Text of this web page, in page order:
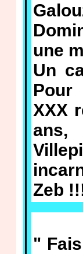
une
Un
XXX
ans,
Zeb
"